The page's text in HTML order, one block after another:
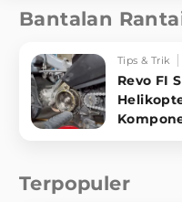
Bantalan
Tips & Trik
Revo FI
Terpopuler